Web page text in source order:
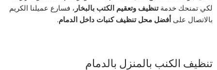
لكي تمنحك خدمةتنظيف وتعقيم الكتب بالبخار ، فسارع عميلنا الكريم
بالاتصال علىأفضل محل تنظيف كنبات داخل الدمام.
تنظيف الكنب بالمنزل بالدمام